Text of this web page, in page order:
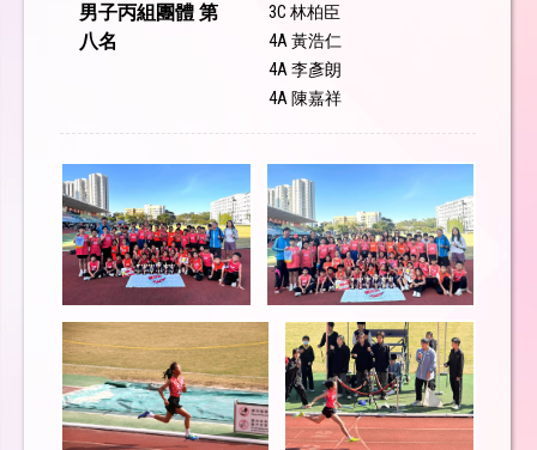
男子丙組團體 第
八名
3C 林柏臣
4A 黃浩仁
4A 李彥朗
4A 陳嘉祥